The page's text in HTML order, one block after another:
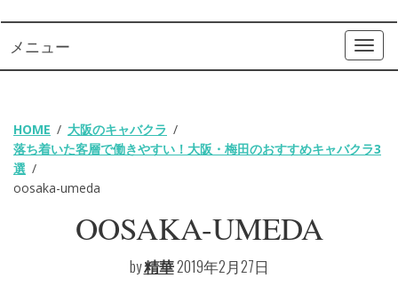
メニュー
HOME
大阪のキャバクラ
落ち着いた客層で働きやすい！大阪・梅田のおすすめキャバクラ3
選
oosaka-umeda
OOSAKA-UMEDA
by精華2019年2月27日